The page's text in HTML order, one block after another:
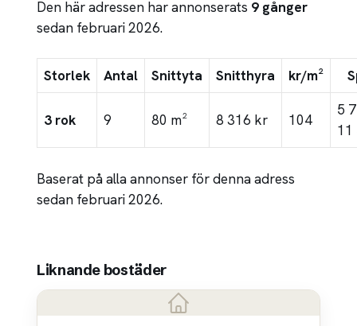
Den här adressen har annonserats 9 gånger
sedan februari 2026.
Storlek Antal Snittyta Snitthyra kr/m²
3 rok 9 80 m² 8 316 kr 104
5
11
Baserat på alla annonser för denna adress
sedan februari 2026.
Liknande bostäder